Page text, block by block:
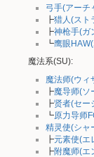
弓手(アーチ
┣猎人(スト
┣神枪手(ガ
┗鹰眼
魔法系(SU):
魔法师(ウィ
┣魔导师(ソ
┣贤者(セー
┗原力导师
精灵使(シャ
┣元素使(エ
┣附魔师(エ